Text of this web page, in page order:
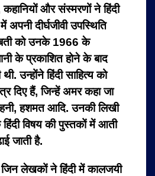
और संस्मरणों ने हिंदी
अपनी दीर्घजीवी उपस्थिति
को उनके 1966 के
के प्रकाशित होने के बाद
उन्होंने हिंदी साहित्य को
दिए हैं, जिन्हें अमर कहा जा
हशमत आदि. उनकी लिखी
विषय की पुस्तकों में आती
जाती है.
जिन लेखकों ने हिंदी में कालजयी